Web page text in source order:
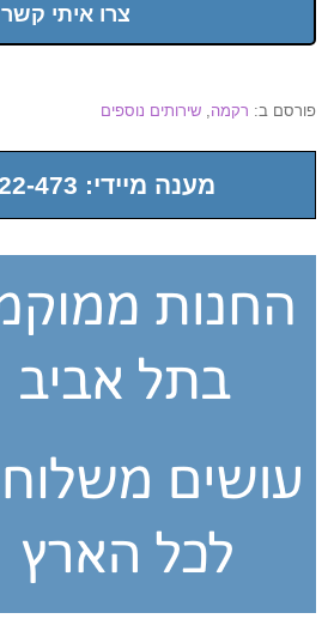
צרו איתי קשר
פורסם ב: רקמה שירותים נוספים
מענה מיידי: 072-3922-473